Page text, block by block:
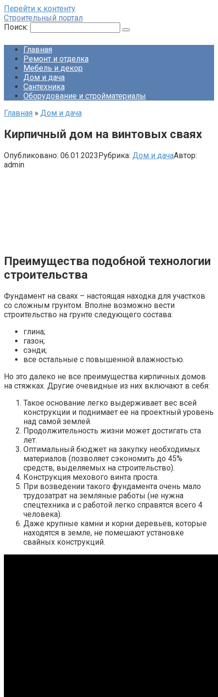
Перейти к контенту
Строительный портал
Поиск:
Главная
Ремонт и отделка
Мебель и декор
Дом и дача
Сантехника
Оборудование и стройматериалы
Главная » Дом и дача
Кирпичный дом на винтовых сваях
Опубликовано: 06.01.2023Рубрика: Дом и дачаАвтор:
admin
Преимущества подобной технологии
строительства
Фундамент на сваях – настоящая находка для участков
со сложным грунтом. Вполне возможно вести
строительство на грунте следующего состава:
глина;
газон;
сэнди;
все остальные с повышенной влажностью.
Но это далеко не все преимущества кирпичных домов
на стяжках. Другие очевидные из них включают в себя:
Такое основание легко выдерживает вес всей
конструкции и поднимает ее на проектный уровень
над самой землей.
Продолжительность жизни может достигать ста
лет.
Оптимальный бюджет на закупку необходимых
материалов (позволяет сэкономить до 45%
средств, выделяемых на строительство).
Конструкция мехового винта проста.
При возведении такого фундамента очень мало
трудозатрат на земляные работы (не нужна
спецтехника и с работой легко справятся всего 4
человека).
Даже крупные камни и корни деревьев, которые
находятся в земле, не помешают установке
свайных конструкций.